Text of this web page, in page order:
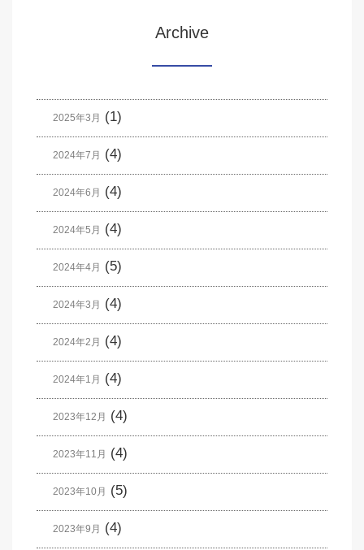
Archive
2025年3月 (1)
2024年7月 (4)
2024年6月 (4)
2024年5月 (4)
2024年4月 (5)
2024年3月 (4)
2024年2月 (4)
2024年1月 (4)
2023年12月 (4)
2023年11月 (4)
2023年10月 (5)
2023年9月 (4)